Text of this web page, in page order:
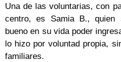
Una de las voluntarias, con
centro, es Samia B., quien
bueno en su vida poder
lo hizo por voluntad propia,
familiares.